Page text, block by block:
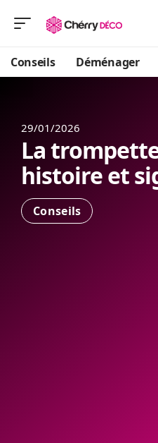
Conseils Déménager
29/01/2026
La
histoire et
Conseils